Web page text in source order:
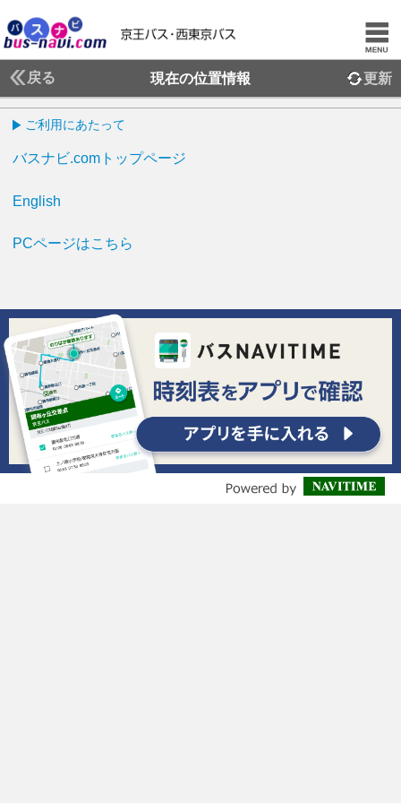
戻る 現在の位置情報 更新
ご利用にあたって
バスナビ.comトップページ
English
PCページはこちら